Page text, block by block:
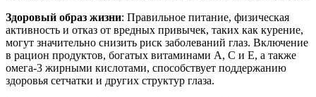
Здоровый образ жизни: Правильное питание, физическая
активность и отказ от вредных привычек, таких как курение,
могут значительно снизить риск заболеваний глаз. Включение
в рацион продуктов, богатых витаминами A, C и E, а также
омега-3 жирными кислотами, способствует поддержанию
здоровья сетчатки и других структур глаза.